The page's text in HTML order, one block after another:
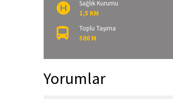
Sağlık Kurumu
1,5 KM
Toplu Taşıma
500 M
Yorumlar